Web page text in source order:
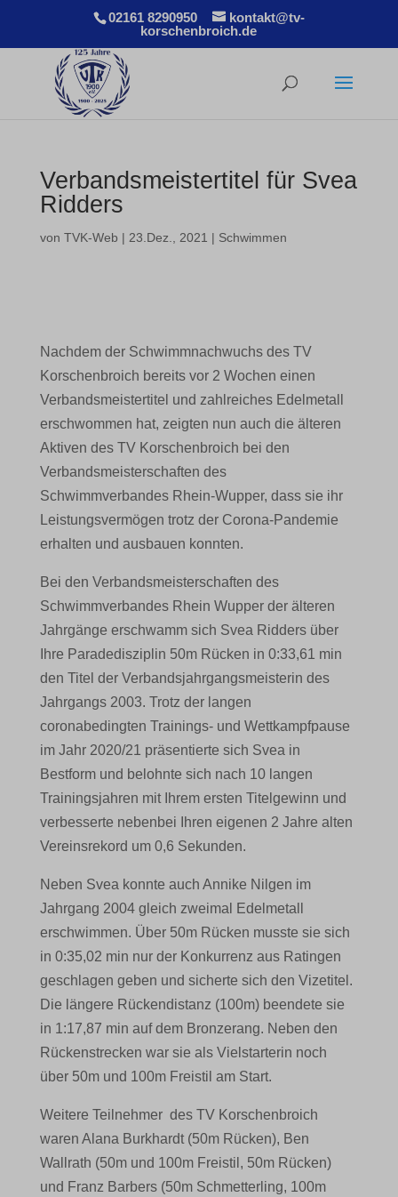
02161 8290950
kontakt@tv-
korschenbroich.de
Verbandsmeistertitel für Svea
Ridders
von TVK-Web | 23.Dez., 2021 | Schwimmen
Nachdem der Schwimmnachwuchs des TV
Korschenbroich bereits vor 2 Wochen einen
Verbandsmeistertitel und zahlreiches Edelmetall
erschwommen hat, zeigten nun auch die älteren
Aktiven des TV Korschenbroich bei den
Verbandsmeisterschaften des
Schwimmverbandes Rhein-Wupper, dass sie ihr
Leistungsvermögen trotz der Corona-Pandemie
erhalten und ausbauen konnten.
Bei den Verbandsmeisterschaften des
Schwimmverbandes Rhein Wupper der älteren
Jahrgänge erschwamm sich Svea Ridders über
Ihre Paradedisziplin 50m Rücken in 0:33,61 min
den Titel der Verbandsjahrgangsmeisterin des
Jahrgangs 2003. Trotz der langen
coronabedingten Trainings- und Wettkampfpause
im Jahr 2020/21 präsentierte sich Svea in
Bestform und belohnte sich nach 10 langen
Trainingsjahren mit Ihrem ersten Titelgewinn und
verbesserte nebenbei Ihren eigenen 2 Jahre alten
Vereinsrekord um 0,6 Sekunden.
Neben Svea konnte auch Annike Nilgen im
Jahrgang 2004 gleich zweimal Edelmetall
erschwimmen. Über 50m Rücken musste sie sich
in 0:35,02 min nur der Konkurrenz aus Ratingen
geschlagen geben und sicherte sich den Vizetitel.
Die längere Rückendistanz (100m) beendete sie
in 1:17,87 min auf dem Bronzerang. Neben den
Rückenstrecken war sie als Vielstarterin noch
über 50m und 100m Freistil am Start.
Weitere Teilnehmer des TV Korschenbroich
waren Alana Burkhardt (50m Rücken), Ben
Wallrath (50m und 100m Freistil, 50m Rücken)
und Franz Barbers (50m Schmetterling, 100m